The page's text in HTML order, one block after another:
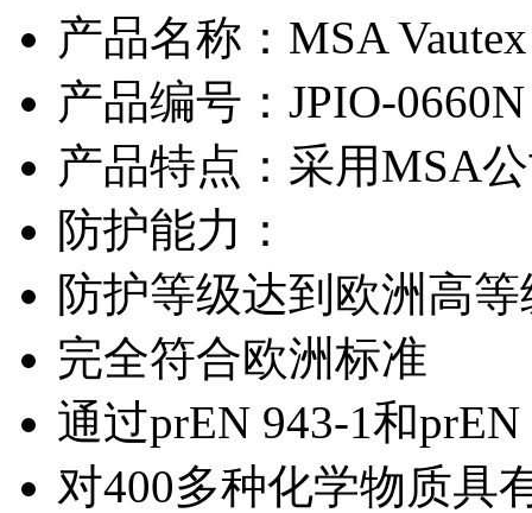
产品名称： MSA
产品编号： JPIO-0660N
产品特点： 采用MSA
防护能力：
防护等级达到欧洲高
完全符合欧洲标准
通过prEN 943-1和
对400多种化学物质具